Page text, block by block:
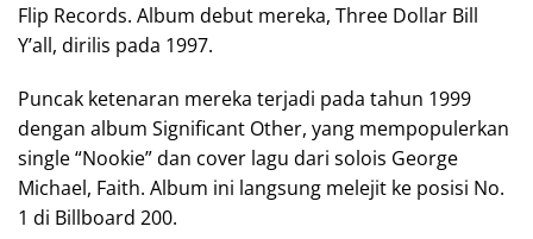
Flip Records. Album debut mereka, Three Dollar Bill
Y’all, dirilis pada 1997.
Puncak ketenaran mereka terjadi pada tahun 1999
dengan album Significant Other, yang mempopulerkan
single “Nookie” dan cover lagu dari solois George
Michael, Faith. Album ini langsung melejit ke posisi No.
1 di Billboard 200.